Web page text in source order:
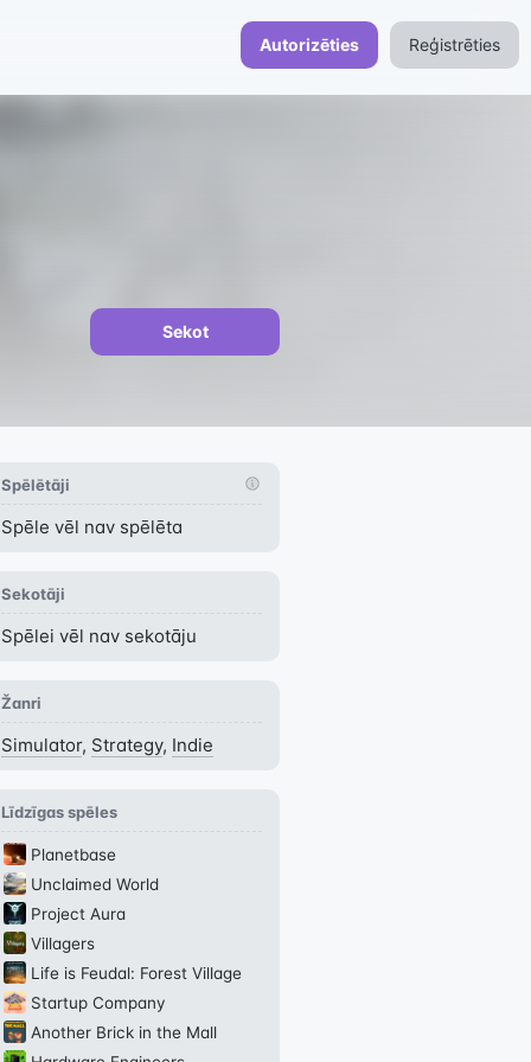
Autorizēties Reģistrēties
Sekot
Spēlētāji
Spēle vēl nav spēlēta
Sekotāji
Spēlei vēl nav sekotāju
Žanri
Simulator, Strategy, Indie
Līdzīgas spēles
Planetbase
Unclaimed World
Project Aura
Villagers
Life is Feudal: Forest Village
Startup Company
Another Brick in the Mall